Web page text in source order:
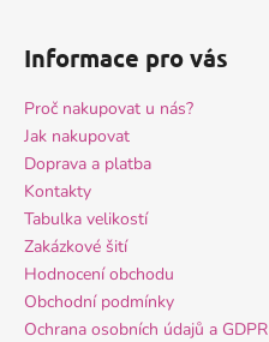
Informace pro vás
Proč nakupovat u nás?
Jak nakupovat
Doprava a platba
Kontakty
Tabulka velikostí
Zakázkové šití
Hodnocení obchodu
Obchodní podmínky
Ochrana osobních údajů a GDPR